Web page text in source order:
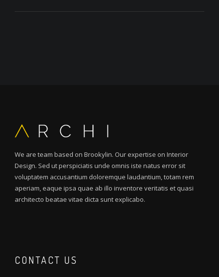
We are team based on Brookylin. Our expertise on Interior
Design. Sed ut perspiciatis unde omnis iste natus error sit
voluptatem accusantium doloremque laudantium, totam rem
aperiam, eaque ipsa quae ab illo inventore veritatis et quasi
architecto beatae vitae dicta sunt explicabo.
CONTACT US